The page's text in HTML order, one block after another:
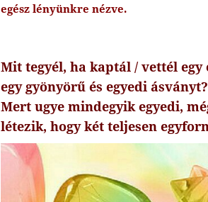
egész lényünkre nézve.
Mit tegyél, ha kaptál / vettél
egy gyönyörű és egyedi ásványt?
Mert ugye mindegyik egyedi,
létezik, hogy két teljesen